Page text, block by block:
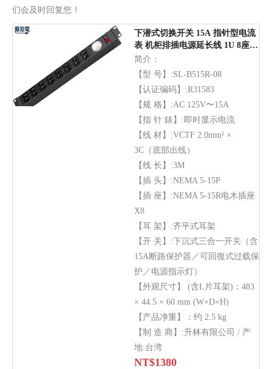
们会及时回复您！
下潜式切换开关 15A 指针型电流
表 机柜排插电源延长线 1U 8座
通过台规认证
简介：
【型 号】:SL-B515R-08
【认证编码】:R31583
【规 格】:AC 125V〜15A
【指 针 錶】:即时显示电流
【线 材】:VCTF 2.0mm² ×
3C（底部出线）
【线 长】:3M
【插 头】:NEMA 5-15P
【插 座】:NEMA 5-15R电木插座
X8
【耳 架】:齐平式耳架
【开 关】:下沉式三合一开关（含
15A断路保护器／可回復式过载保
护／电源指示灯）
【外观尺寸】 (含L片耳架)：483
× 44.5 × 60 mm (W×D×H)
【产品净重】：约 2.5 kg
【制 造 商】:升林有限公司 / 产
地:台湾
NT$1380